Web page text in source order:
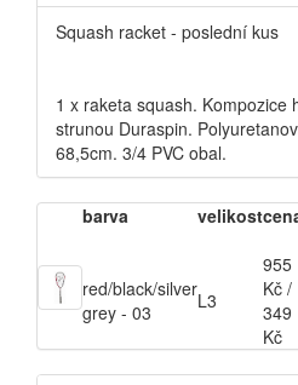
Squash racket - poslední kus
1 x raketa squash. Kompozice
strunou Duraspin.
68,5cm. 3/4 PVC obal.
barva velikost
red/black/silver
grey - 03
L3
955
Kč /
349
Kč